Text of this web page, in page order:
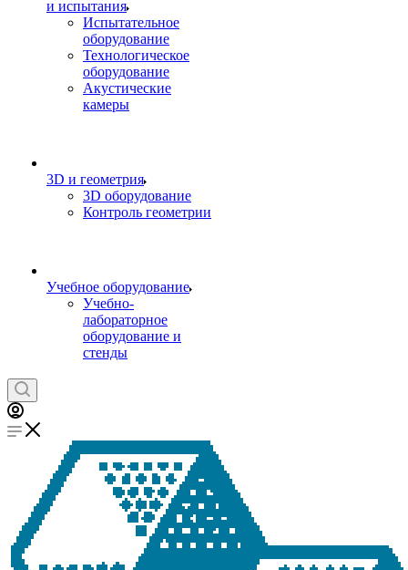
и испытания
Испытательное
оборудование
Технологическое
оборудование
Акустические
камеры
3D и геометрия
3D оборудование
Контроль геометрии
Учебное оборудование
Учебно-
лабораторное
оборудование и
стенды